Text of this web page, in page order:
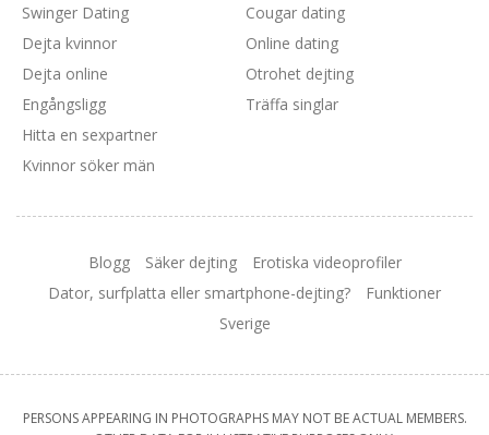
Swinger Dating
Cougar dating
Dejta kvinnor
Dejta online
Engångsligg
Hitta en sexpartner
Kvinnor söker män
Online dating
Otrohet dejting
Träffa singlar
Blogg Säker dejting
Erotiska videoprofiler
Dator, surfplatta eller smartphone-dejting?
Funktioner
Sverige
PERSONS APPEARING IN PHOTOGRAPHS MAY NOT BE ACTUAL MEMBERS.